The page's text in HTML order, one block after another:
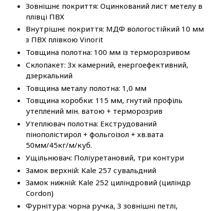
Зовнішнє покриття: Оцинкований лист метелу в
плівці ПВХ
Внутрішнє покриття: МДФ вологостійкий 10 мм
з ПВХ плівкою Vinorit
Товщина полотна: 100 мм із терморозривом
Склопакет: 3х камерний, енергоефективний,
дзеркальний
Товщина металу полотна: 1,0 мм
Товщина коробки: 115 мм, гнутий профіль
утеплений мін. ватою + терморозрив
Утеплювач полотна: Екструдований
пінополістирол + фольгоізол + хв.вата
50мм/45кг/м/куб.
Ущільнювач: Поліуретановий, три контури
Замок верхній: Kale 257 сувальдний
Замок нижній: Kale 252 циліндровий (циліндр
Cordon)
Фурнітура: чорна ручка, 3 зовнішні петлі,